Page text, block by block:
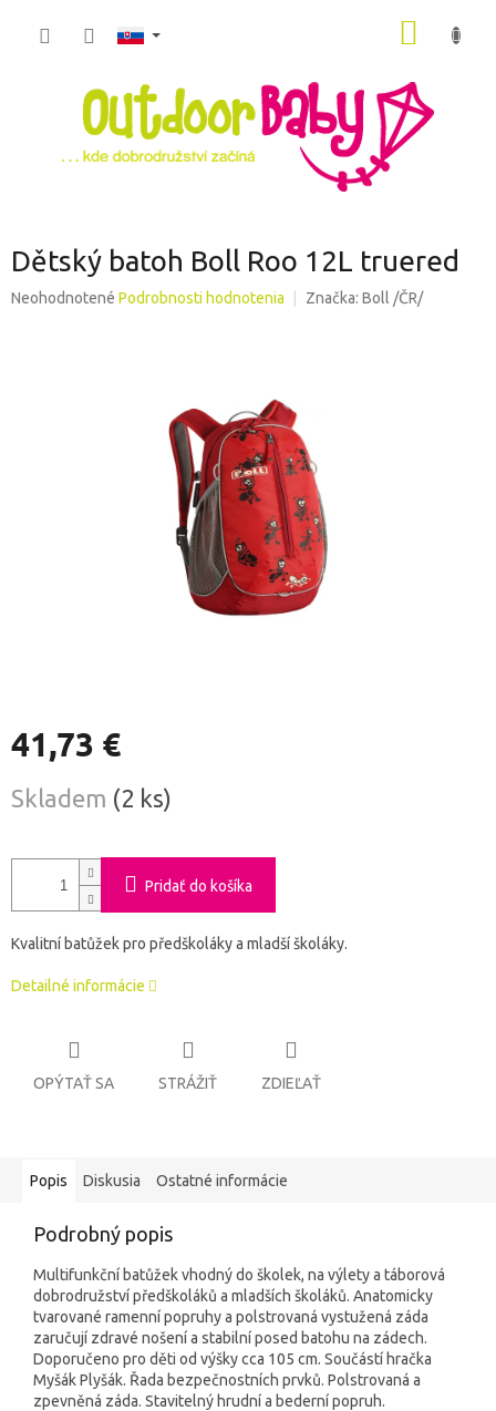
Dětský batoh Boll Roo 12L truered
Priemerné
Neohodnotené Podrobnosti hodnotenia Značka: Boll /ČR/
41,73 €
cena:
Skladem (2 ks)
Pridať do košíka
Kvalitní batůžek pro předškoláky a mladší školáky.
Detailné informácie
OPÝTAŤ SA STRÁŽIŤ ZDIEĽAŤ
Popis Diskusia Ostatné informácie
Podrobný popis
Multifunkční batůžek vhodný do školek, na výlety a táborová
dobrodružství předškoláků a mladších školáků. Anatomicky
tvarované ramenní popruhy a polstrovaná vystužená záda
zaručují zdravé nošení a stabilní posed batohu na zádech.
Doporučeno pro děti od výšky cca 105 cm. Součástí hračka
Myšák Plyšák. Řada bezpečnostních prvků. Polstrovaná a
zpevněná záda. Stavitelný hrudní a bederní popruh.